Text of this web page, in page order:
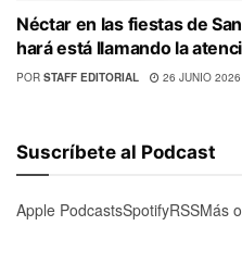
Néctar en las fiestas de
hará está llamando la
POR STAFF EDITORIAL 26 JUNIO 2026
Suscríbete al Podcast
Apple PodcastsSpotifyRSSMás